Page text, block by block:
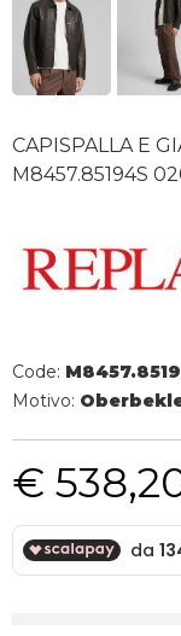
CAPISPALLA E
M8457.85194S
Code:
Motivo:
€